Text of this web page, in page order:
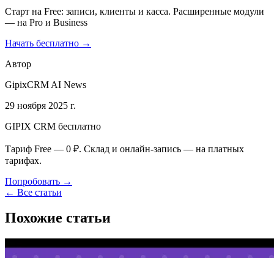
Старт на Free: записи, клиенты и касса. Расширенные модули
— на Pro и Business
Начать бесплатно →
Автор
GipixCRM AI News
29 ноября 2025 г.
GIPIX CRM бесплатно
Тариф Free — 0 ₽. Склад и онлайн-запись — на платных
тарифах.
Попробовать →
← Все статьи
Похожие статьи